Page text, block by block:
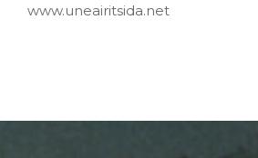
www.uneairitsida.net